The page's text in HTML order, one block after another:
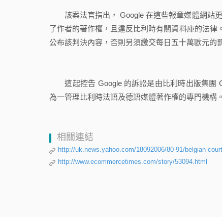
該案法官指出， Google 在這些報章媒體網站
了作者的著作權，且違反比利時有關資料庫的法
公布該判決內容，否則另須繳交每日五十萬歐元的
這起控告 Google 的訴訟是由比利時出版集團
為一管理比利時法語及德語媒體著作權的專門機構。
相關連結
http://uk.news.yahoo.com/18092006/80-91/belgian-
http://www.ecommercetimes.com/story/53094.html